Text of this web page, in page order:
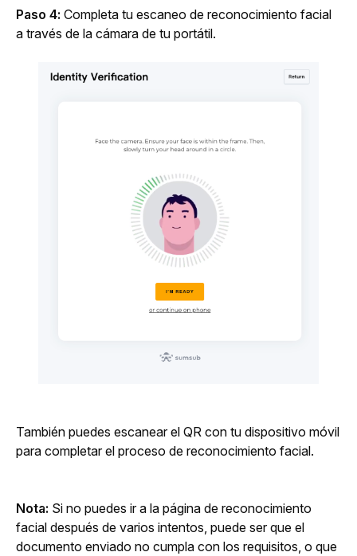
Paso 4: Completa tu escaneo de reconocimiento facial
a través de la cámara de tu portátil.
También puedes escanear el QR con tu dispositivo móvil
para completar el proceso de reconocimiento facial.
Nota: Si no puedes ir a la página de reconocimiento
facial después de varios intentos, puede ser que el
documento enviado no cumpla con los requisitos, o que